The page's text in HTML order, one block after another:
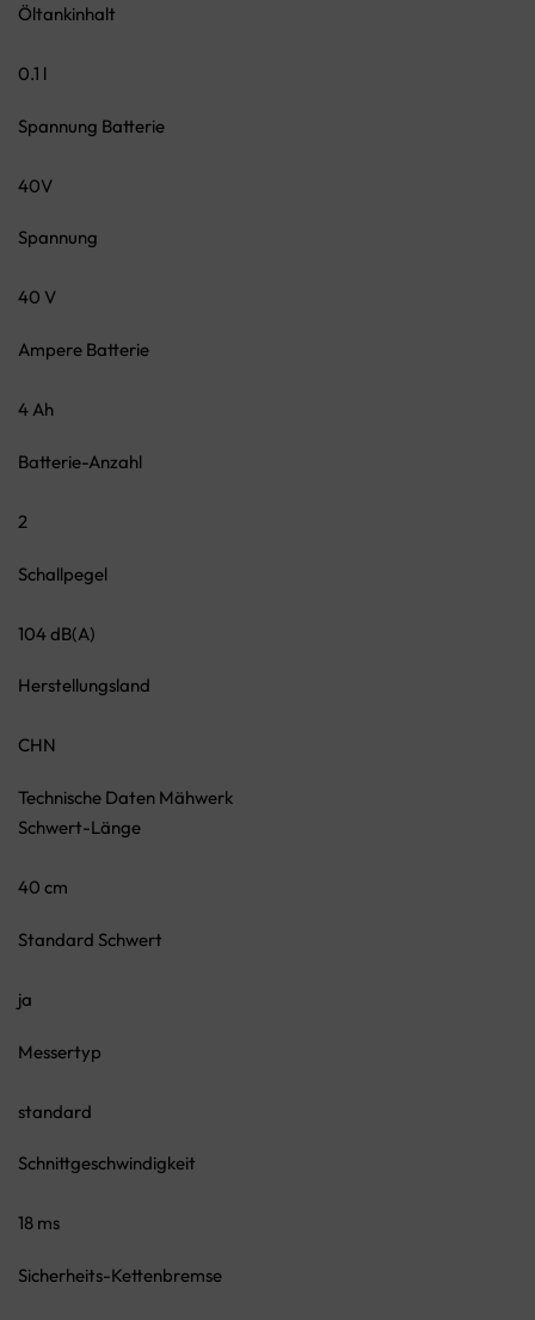
Öltankinhalt
0.1 l
Spannung Batterie
40V
Spannung
40 V
Ampere Batterie
4 Ah
Batterie-Anzahl
2
Schallpegel
104 dB(A)
Herstellungsland
CHN
Technische Daten Mähwerk
Schwert-Länge
40 cm
Standard Schwert
ja
Messertyp
standard
Schnittgeschwindigkeit
18 ms
Sicherheits-Kettenbremse